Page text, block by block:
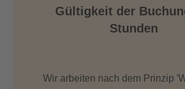
Gültigkeit der
Stunden
Wir arbeiten nach dem Prinzip